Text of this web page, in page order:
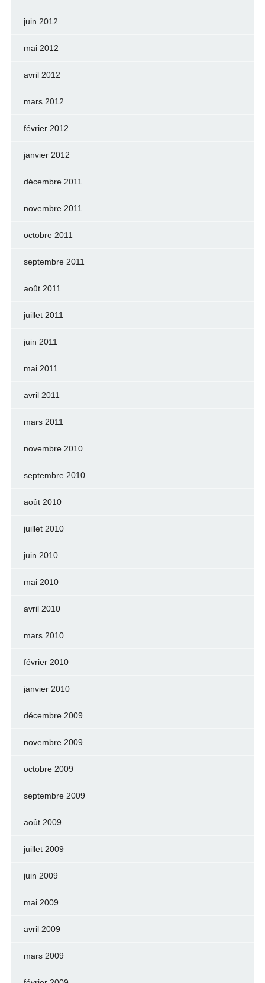
juin 2012
mai 2012
avril 2012
mars 2012
février 2012
janvier 2012
décembre 2011
novembre 2011
octobre 2011
septembre 2011
août 2011
juillet 2011
juin 2011
mai 2011
avril 2011
mars 2011
novembre 2010
septembre 2010
août 2010
juillet 2010
juin 2010
mai 2010
avril 2010
mars 2010
février 2010
janvier 2010
décembre 2009
novembre 2009
octobre 2009
septembre 2009
août 2009
juillet 2009
juin 2009
mai 2009
avril 2009
mars 2009